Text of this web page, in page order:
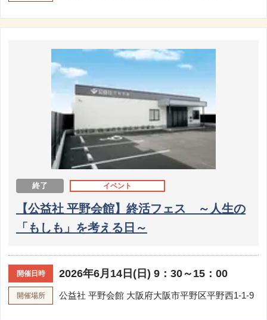
終了 イベント
【公益社 平野会館】終活フェス ～人生の
「もしも」を考える日～
開催日時 2026年6月14日(日) 9：30～15：00
開催場所 公益社 平野会館 大阪府大阪市平野区平野西1-1-9